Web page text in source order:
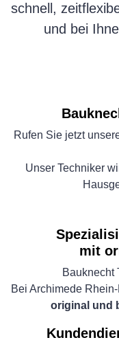
schnell,
und bei
Rufen Sie jetzt
Unser Techniker
mit
Bauknecht
Bei Archimede
original und